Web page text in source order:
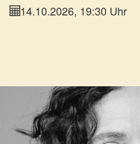
14.10.2026, 19:30 Uhr